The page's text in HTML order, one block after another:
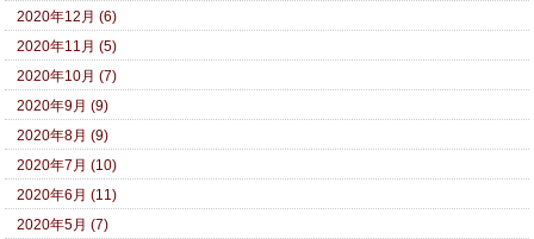
2020年12月 (6)
2020年11月 (5)
2020年10月 (7)
2020年9月 (9)
2020年8月 (9)
2020年7月 (10)
2020年6月 (11)
2020年5月 (7)